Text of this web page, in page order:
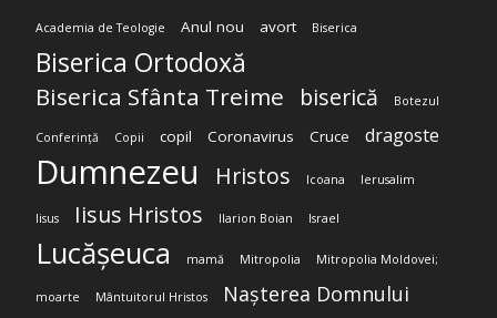
Academia de Teologie Anul nou avort Biserica
Biserica Ortodoxă
Biserica Sfânta Treime biserică Botezul
Conferință Copii copil Coronavirus Cruce dragoste
Dumnezeu Hristos Icoana Ierusalim
Iisus Iisus Hristos Ilarion Boian Israel
Lucășeuca mamă Mitropolia Mitropolia Moldovei;
moarte Mântuitorul Hristos Nașterea Domnului